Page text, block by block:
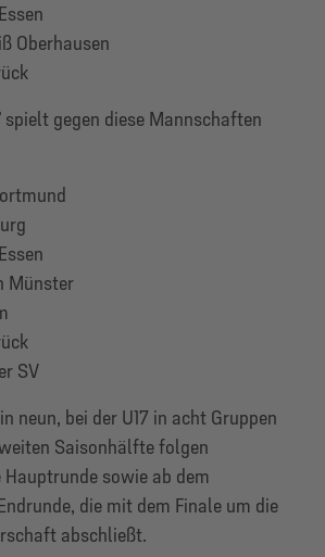
Oberhausen
spielt gegen diese Mannschaften
Münster
SV
neun, bei der U17 in acht Gruppen
Saisonhälfte folgen
sowie ab dem
die mit dem Finale um die
abschließt.